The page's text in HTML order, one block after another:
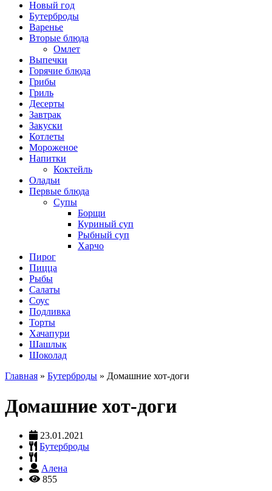
Новый год
Бутерброды
Варенье
Вторые блюда
Омлет
Выпечки
Горячие блюда
Грибы
Гриль
Десерты
Завтрак
Закуски
Котлеты
Мороженое
Напитки
Коктейль
Оладьи
Первые блюда
Супы
Борщи
Куриный суп
Рыбный суп
Харчо
Пирог
Пицца
Рыбы
Салаты
Соус
Подливка
Торты
Хачапури
Шашлык
Шоколад
Главная » Бутерброды » Домашние хот-доги
Домашние хот-доги
23.01.2021
Бутерброды
Алена
855